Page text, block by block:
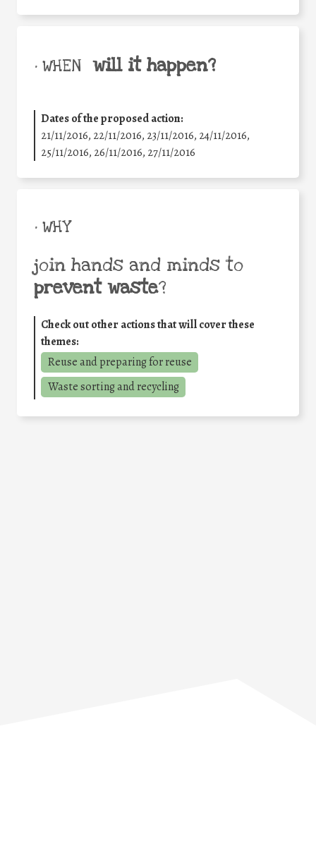
• WHEN will it happen?
Dates of the proposed action:
21/11/2016, 22/11/2016, 23/11/2016, 24/11/2016,
25/11/2016, 26/11/2016, 27/11/2016
• WHY
join hands and minds to
prevent waste?
Check out other actions that will cover these
themes:
Reuse and preparing for reuse
Waste sorting and recycling